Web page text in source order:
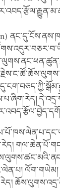
ལོག་གཡེམ།